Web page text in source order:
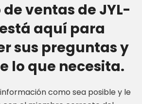
de ventas de JYL-
aquí para
sus preguntas y
lo que necesita.
como sea posible y le